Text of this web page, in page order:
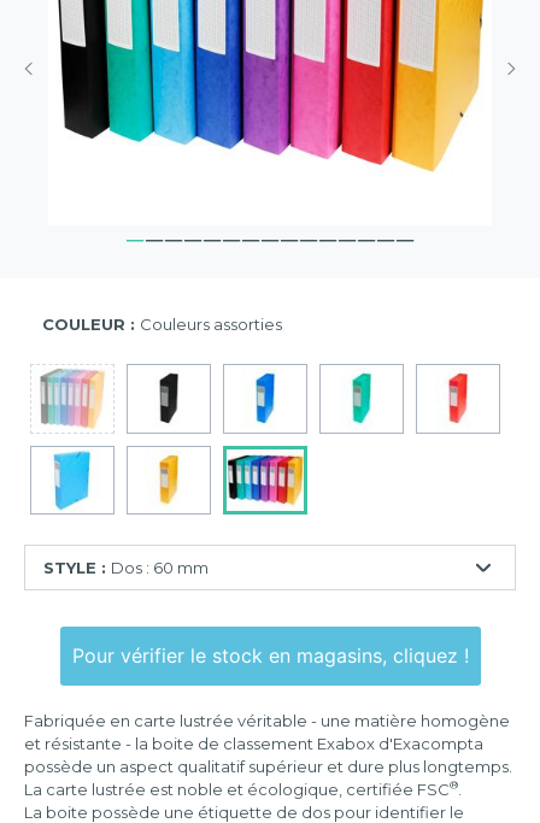
COULEUR : Couleurs assorties
STYLE : Dos : 60 mm
mm
Dos
:
40
mm
Pour vérifier le stock en magasins, cliquez !
Fabriquée en carte lustrée véritable - une matière homogène
et résistante - la boite de classement Exabox d'Exacompta
possède un aspect qualitatif supérieur et dure plus longtemps.
La carte lustrée est noble et écologique, certifiée FSC®
La boite possède une étiquette de dos pour identifier le